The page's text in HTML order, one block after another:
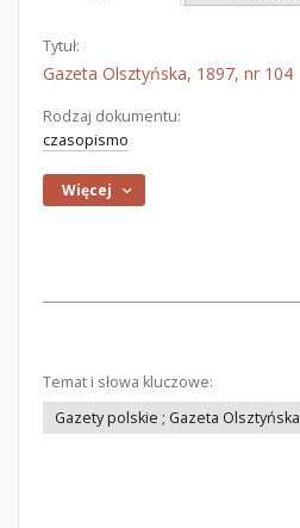
Tytuł:
Gazeta Olsztyńska, 1897, nr 104
Rodzaj dokumentu:
czasopismo
Więcej
Temat i słowa kluczowe:
Gazety polskie ; Gazeta Olsztyńska